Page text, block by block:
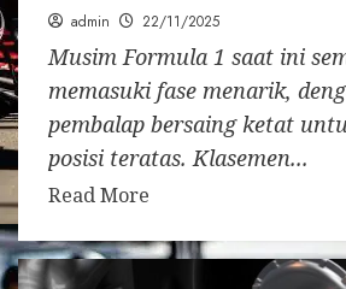
admin 22/11/2025
Musim Formula 1 saat ini
memasuki fase menarik,
pembalap bersaing ketat
posisi teratas. Klasemen...
Read More